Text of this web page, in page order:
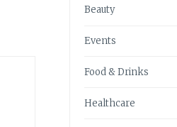
Beauty
Events
Food & Drinks
Healthcare